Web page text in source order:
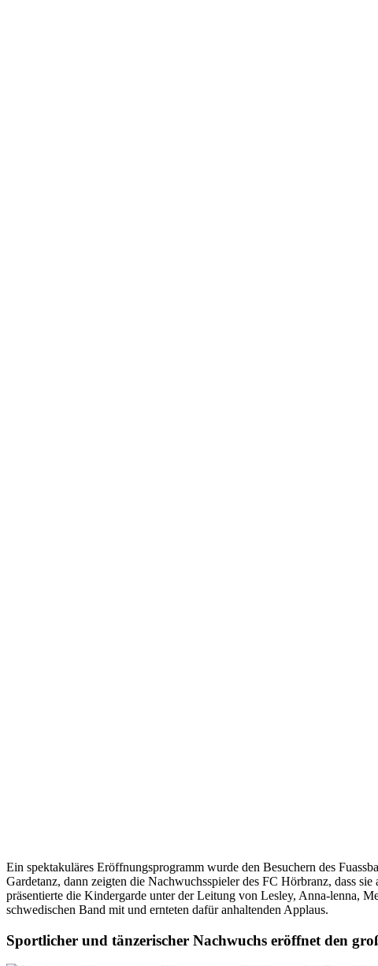
Ein spektakuläres Eröffnungsprogramm wurde den Besuchern des
Gardetanz, dann zeigten die Nachwuchsspieler des FC Hörbranz, dass
präsentierte die Kindergarde unter der Leitung von Lesley, Anna-lenna,
schwedischen Band mit und ernteten dafür anhaltenden Applaus.
Sportlicher und tänzerischer Nachwuchs eröffnet den